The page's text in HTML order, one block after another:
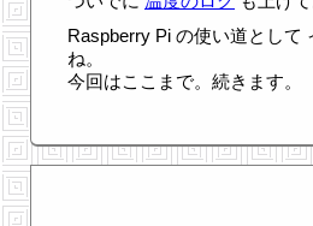
Raspberry Pi の使い道として
ね。
今回はここまで。続きます。